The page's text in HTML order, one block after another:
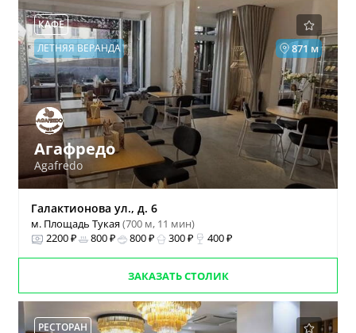
КАФЕ
871 м
ЛЕТНЯЯ ВЕРАНДА
Агафредо
Agafredo
Галактионова ул., д. 6
м. Площадь Тукая(700 м, 11 мин)
2200 ₽
800 ₽ 800 ₽ 300 ₽ 400 ₽
ЗАКАЗАТЬ СТОЛИК
РЕСТОРАН